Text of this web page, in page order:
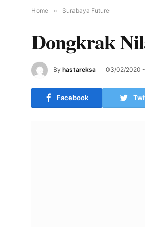
Home » Surabaya Future
Dongkrak
By hastareksa 03/02/2020
Facebook